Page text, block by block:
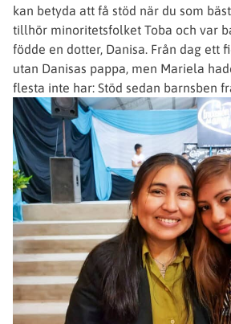
kan betyda att få stöd när du som
tillhör minoritetsfolket Toba och var
födde en dotter, Danisa. Från dag ett
utan Danisas pappa, men Mariela
flesta inte har: Stöd sedan barnsben